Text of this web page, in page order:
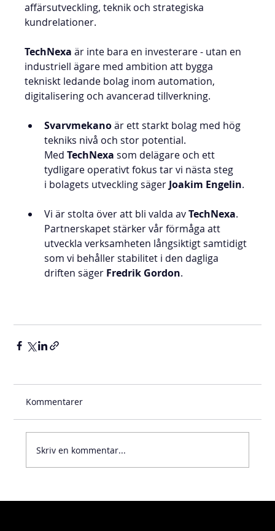
affärsutveckling, teknik och strategiska
kundrelationer.
TechNexa är inte bara en investerare - utan en
industriell ägare med ambition att bygga
tekniskt ledande bolag inom automation,
digitalisering och avancerad tillverkning.
Svarvmekano är ett starkt bolag med hög
tekniks nivå och stor potential.
Med TechNexa som delägare och ett
tydligare operativt fokus tar vi nästa steg
i bolagets utveckling säger Joakim Engelin.
Vi är stolta över att bli valda av TechNexa.
Partnerskapet stärker vår förmåga att
utveckla verksamheten långsiktigt samtidigt
som vi behåller stabilitet i den dagliga
driften säger Fredrik Gordon.
Kommentarer
Skriv en kommentar...